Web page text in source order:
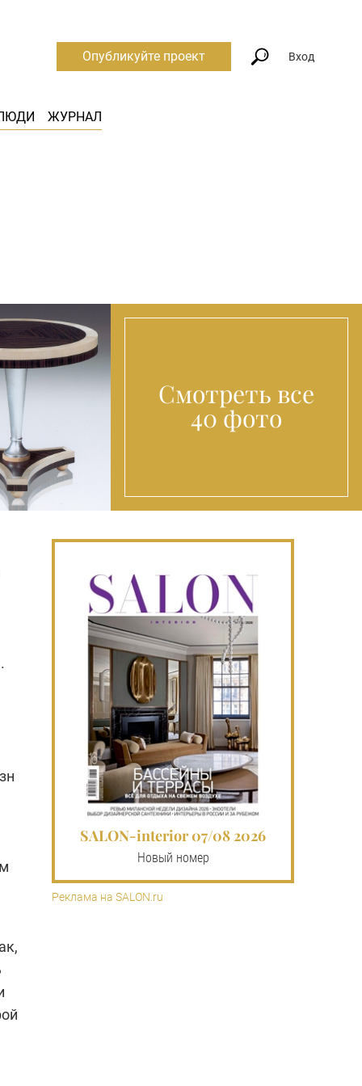
ЖУРНАЛ
Опубликуйте проект Вход
Смотреть все
40 фото
SALON-interior 07/08 2026
Новый номер
Реклама на SALON.ru